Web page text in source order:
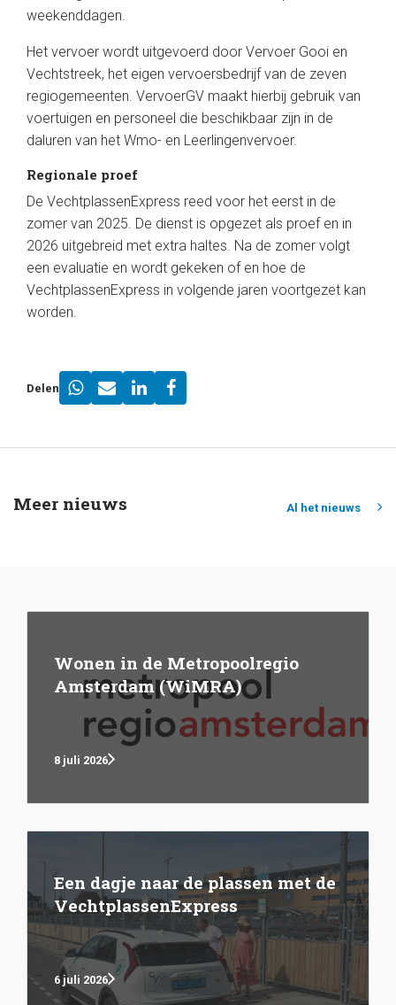
weekenddagen.
Het vervoer wordt uitgevoerd door Vervoer Gooi en
Vechtstreek, het eigen vervoersbedrijf van de zeven
regiogemeenten. VervoerGV maakt hierbij gebruik van
voertuigen en personeel die beschikbaar zijn in de
daluren van het Wmo- en Leerlingenvervoer.
Regionale proef
De VechtplassenExpress reed voor het eerst in de
zomer van 2025. De dienst is opgezet als proef en in
2026 uitgebreid met extra haltes. Na de zomer volgt
een evaluatie en wordt gekeken of en hoe de
VechtplassenExpress in volgende jaren voortgezet kan
worden.
Delen
Meer nieuws Al het nieuws
Wonen in de Metropoolregio
Amsterdam (WiMRA)
8 juli 2026
Een dagje naar de plassen met de
VechtplassenExpress
6 juli 2026